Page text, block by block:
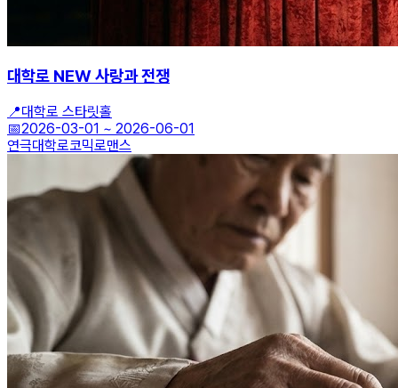
대학로 NEW 사랑과 전쟁
📍대학로 스타릿홀
📅2026-03-01 ~ 2026-06-01
연극대학로코믹로맨스